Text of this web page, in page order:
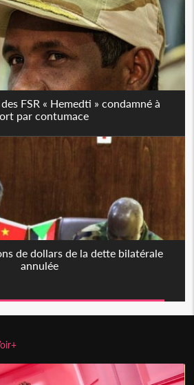
FSR « Hemedti » condamné à
par contumace
de dollars de la dette bilatérale
annulée